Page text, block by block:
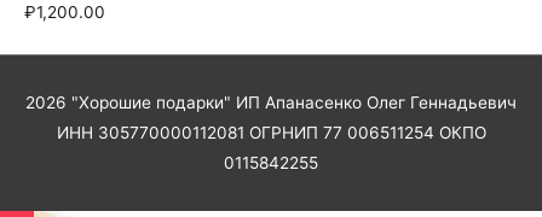
₽1,200.00
2026 "Хорошие подарки" ИП Апанасенко Олег Геннадьевич
ИНН 305770000112081 ОГРНИП 77 006511254 ОКПО
0115842255